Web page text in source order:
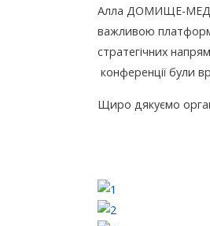
Алла ДОМИЩЕ-
важливою
стратегічних
конференції були
Щиро дякуємо